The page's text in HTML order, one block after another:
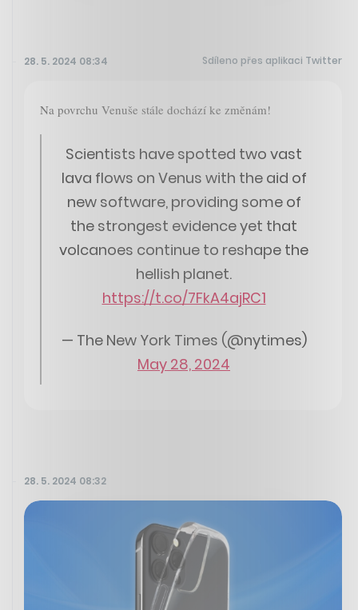
28. 5. 2024 08:34 Sdíleno přes aplikaci Twitter
Na povrchu Venuše stále dochází ke změnám!
Scientists have spotted two vast
lava flows on Venus with the aid of
new software, providing some of
the strongest evidence yet that
volcanoes continue to reshape the
hellish planet.
https://t.co/7FkA4ajRC1
— The New York Times (@nytimes)
May 28, 2024
28. 5. 2024 08:32